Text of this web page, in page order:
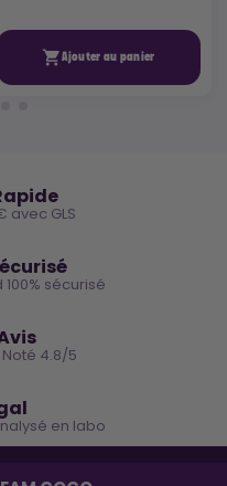
Ajouter au panier
avec GLS
sécurisé
4.8/5
en labo